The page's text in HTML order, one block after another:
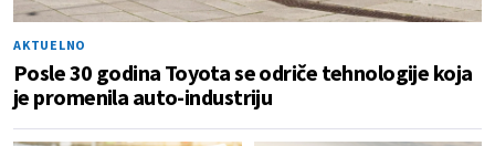
AKTUELNO
Posle 30 godina Toyota se odriče tehnologije koja
je promenila auto-industriju